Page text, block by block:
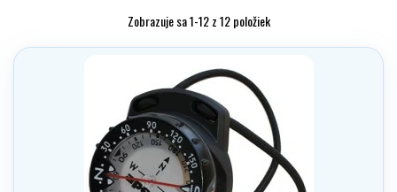
Zobrazuje sa 1-12 z 12 položiek